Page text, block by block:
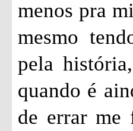
menos pra
mesmo
pela
quando é
de errar me